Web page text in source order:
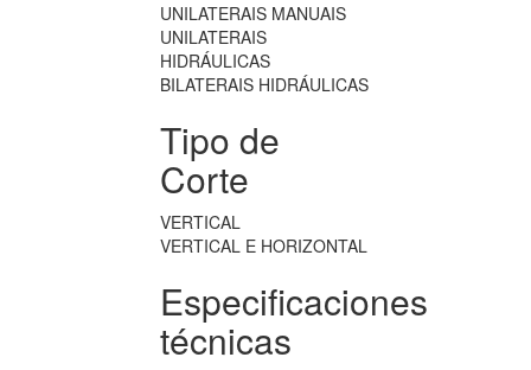
UNILATERAIS MANUAIS
UNILATERAIS
HIDRÁULICAS
BILATERAIS HIDRÁULICAS
Tipo de
Corte
VERTICAL
VERTICAL E HORIZONTAL
Especificaciones
técnicas